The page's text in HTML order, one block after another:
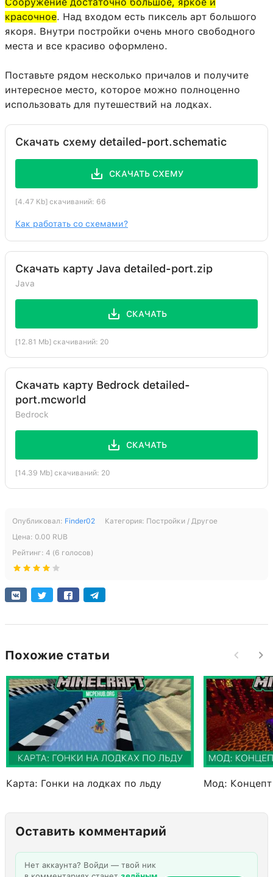
красочное. Над входом есть пиксель арт большого
якоря. Внутри постройки очень много свободного
места и все красиво оформлено.
Поставьте рядом несколько причалов и получите
интересное место, которое можно полноценно
использовать для путешествий на лодках.
Скачать схему detailed-port.schematic
СКАЧАТЬ СХЕМУ
[4.47 Kb] скачиваний: 66
Как работать со схемами?
Скачать карту Java detailed-port.zip
Java
СКАЧАТЬ
[12.81 Mb] скачиваний: 20
Скачать карту Bedrock detailed-
port.mcworld
Bedrock
СКАЧАТЬ
[14.39 Mb] скачиваний: 20
Опубликовал: Finder02 Категория: Постройки / Другое
Цена: 0.00 RUB
Рейтинг: 4 (6 голосов)
Похожие статьи
Карта: Гонки на лодках по льду Мод:
Оставить комментарий
Нет аккаунта? Войди — твой ник